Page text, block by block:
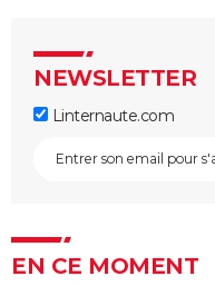
NEWSLETTER
Linternaute.com
EN CE MOMENT